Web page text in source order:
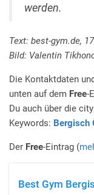
werden.
Text: best-gym.de,
Bild: Valentin
Die Kontaktdaten
unten auf dem Free-
Du auch über die
Keywords: Bergisch
Der Free-Eintrag (
Best Gym